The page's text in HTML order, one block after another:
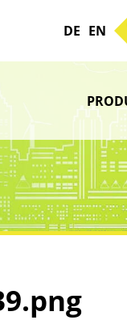
DE EN
Zum Inhalt